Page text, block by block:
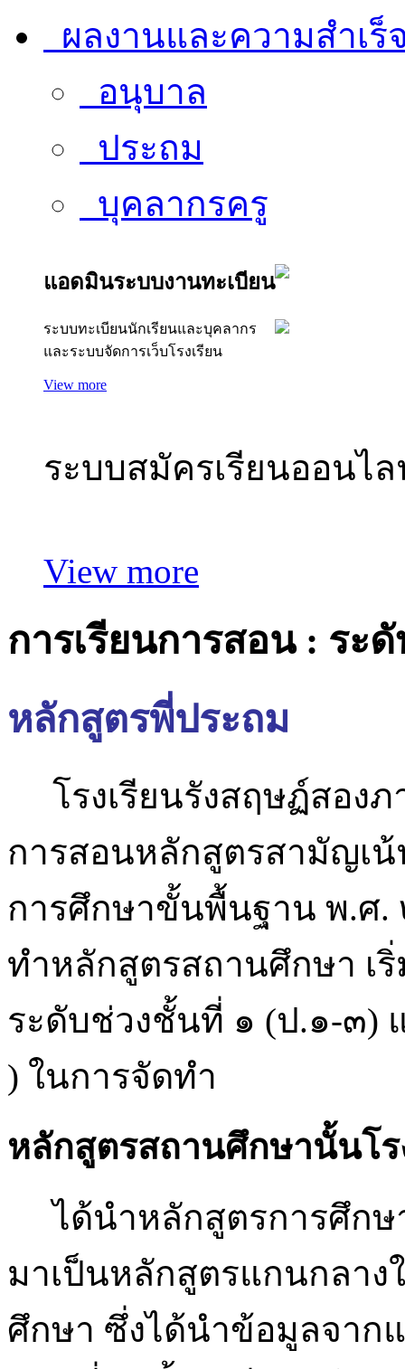
ผลงานและความสำเร็
อนุบาล
ประถม
บุคลากรครู
แอดมินระบบงานทะเบียน
ระบบทะเบียนนักเรียนและบุคลากร
และระบบจัดการเว็บโรงเรียน
View more
ระบบสมัครเรียนออนไ
View more
การเรียนการสอน : ระ
หลักสูตรพี่ประถม
โรงเรียนรังสฤษฏ์สองภ
การสอนหลักสูตรสามัญเ
การศึกษาขั้นพื้นฐาน พ.ศ.
ทำหลักสูตรสถานศึกษา เ
ระดับช่วงชั้นที่ ๑ (ป.๑-๓)
) ในการจัดทำ
หลักสูตรสถานศึกษานั้นโร
ได้นำหลักสูตรการศึก
มาเป็นหลักสูตรแกนกลา
ศึกษา ซึ่งได้นำข้อมูลจาก